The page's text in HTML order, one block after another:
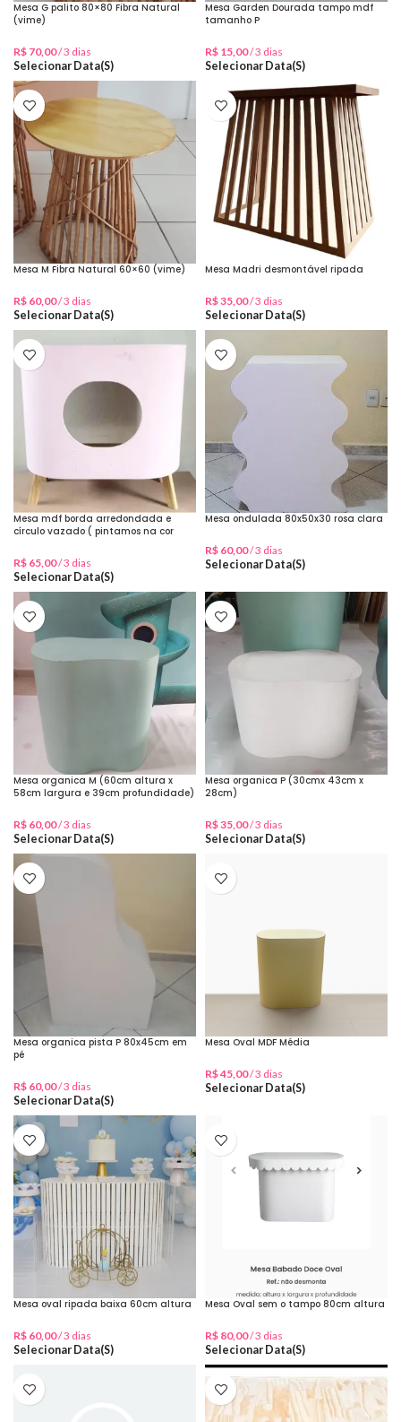
Mesa G palito 80×80 Fibra Natural
(vime)
R$ 70,00/ 3 dias
Selecionar Data(s)
Mesa Garden Dourada tampo mdf
tamanho P
R$ 15,00/ 3 dias
Selecionar Data(s)
Mesa M Fibra Natural 60×60 (vime)
R$ 60,00/ 3 dias
Selecionar Data(s)
Mesa Madri desmontável ripada
R$35,00/ 3 dias
Selecionar Data(s)
Mesa mdf borda arredondada e
círculo vazado ( pintamos na cor
R$ 65,00/ 3 dias
Selecionar Data(s)
Mesa ondulada 80x50x30 rosa clara
R$ 60,00/ 3 dias
Selecionar Data(s)
Mesa organica M (60cm altura x
58cm largura e 39cm profundidade)
R$ 60,00/ 3 dias
Selecionar Data(s)
Mesa organica P (30cmx 43cm x
28cm)
R$35,00/ 3 dias
Selecionar Data(s)
Mesa organica pista P 80x45cm em
pé
R$ 60,00/ 3 dias
Selecionar Data(s)
Mesa Oval MDF Média
R$45,00/ 3 dias
Selecionar Data(s)
Mesa oval ripada baixa 60cm altura
R$ 60,00/ 3 dias
Selecionar Data(s)
Mesa Oval sem o tampo 80cm altura
R$ 80,00/ 3 dias
Selecionar Data(s)